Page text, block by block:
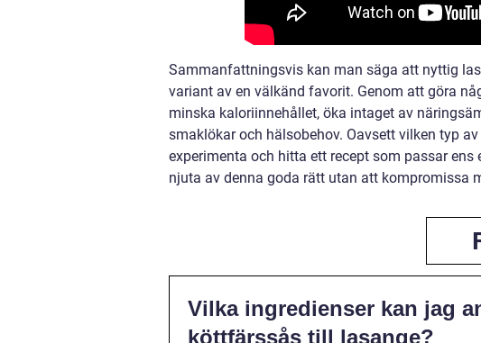
Sammanfattningsvis kan man säga att nyttig
variant av en välkänd favorit. Genom att göra
minska kaloriinnehållet, öka intaget av
smaklökar och hälsobehov. Oavsett vilken typ
experimenta och hitta ett recept som passar
njuta av denna goda rätt utan att kompromissa
Vilka ingredienser kan jag
köttfärssås till lasange?